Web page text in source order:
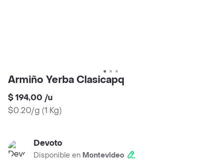
Armiño Yerba Clasicapq
$ 194,00 /u
$0.20/g (1 Kg)
Devoto
Disponible en Montevideo